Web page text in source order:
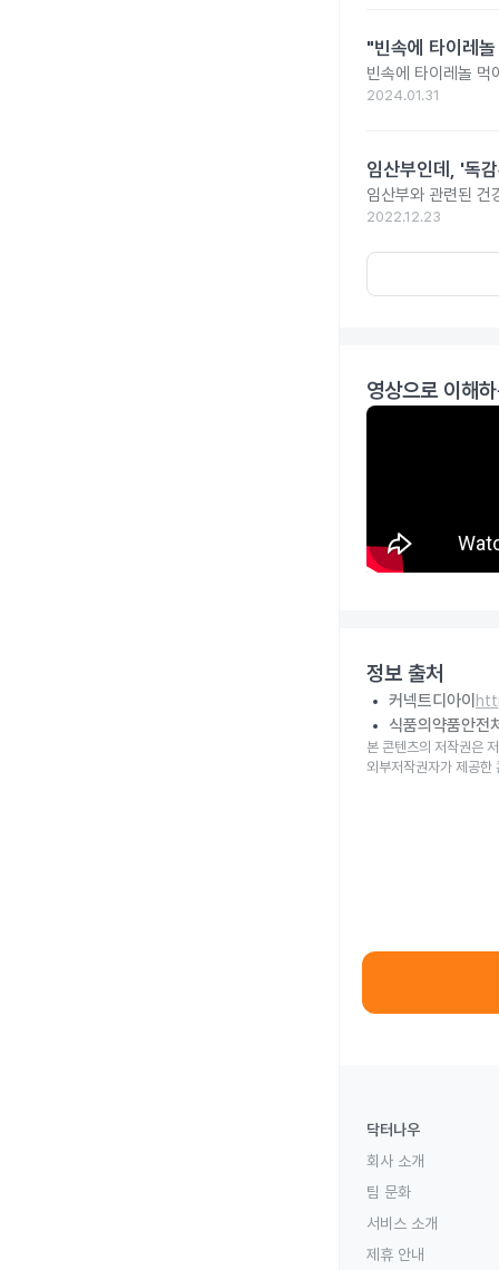
"빈속에 타이레
빈속에 타이레놀 먹
2024.01.31
임산부인데, '독
임산부와 관련된 건
2022.12.23
영상으로 이해
정보 출처
커넥트디아이
식품의약품안전
본 콘텐츠의 저작권은
외부저작권자가 제공한
닥터나우
회사 소개
팀 문화
서비스 소개
제휴 안내